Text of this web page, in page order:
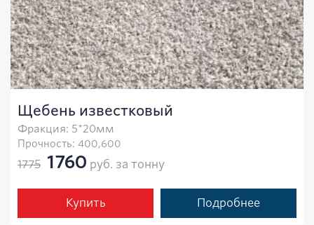
Щебень известковый
Фракция: 5*20мм
Прочность: 400,600
1775 1760 руб. за тонну
Купить Подробнее